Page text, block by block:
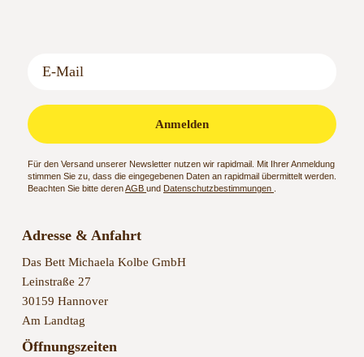
Anmelden
Für den Versand unserer Newsletter nutzen wir rapidmail. Mit Ihrer Anmeldung
stimmen Sie zu, dass die eingegebenen Daten an rapidmail übermittelt werden.
Beachten Sie bitte derenAGB und Datenschutzbestimmungen .
Adresse & Anfahrt
Das Bett Michaela Kolbe GmbH
Leinstraße 27
30159 Hannover
Am Landtag
Öffnungszeiten